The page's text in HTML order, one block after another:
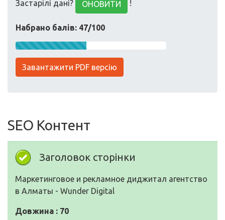
Застарілі дані? ОНОВИТИ !
Набрано балів: 47/100
Завантажити PDF версію
SEO Контент
Заголовок сторінки
Маркетинговое и рекламное диджитал агентство
в Алматы - Wunder Digital
Довжина : 70